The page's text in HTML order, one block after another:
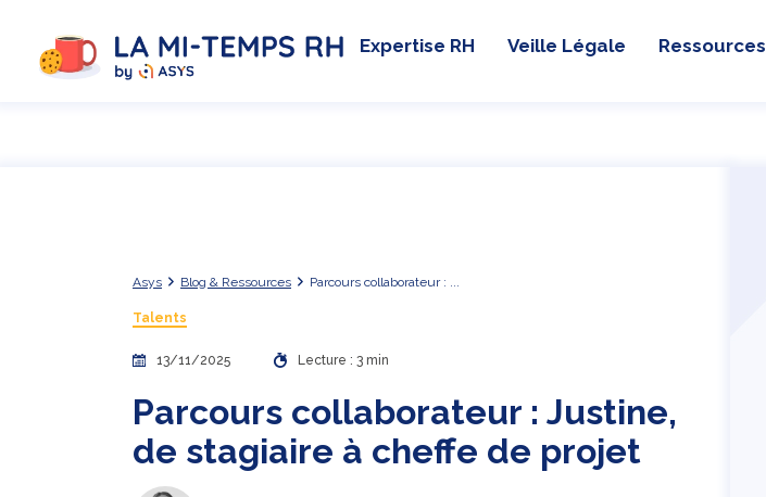
Expertise RH Veille Légale Ressources
Asys Blog & Ressources Parcours collaborateur : ...
Talents
13/11/2025 Lecture : 3 min
Parcours collaborateur : Justine,
de stagiaire à cheffe de projet